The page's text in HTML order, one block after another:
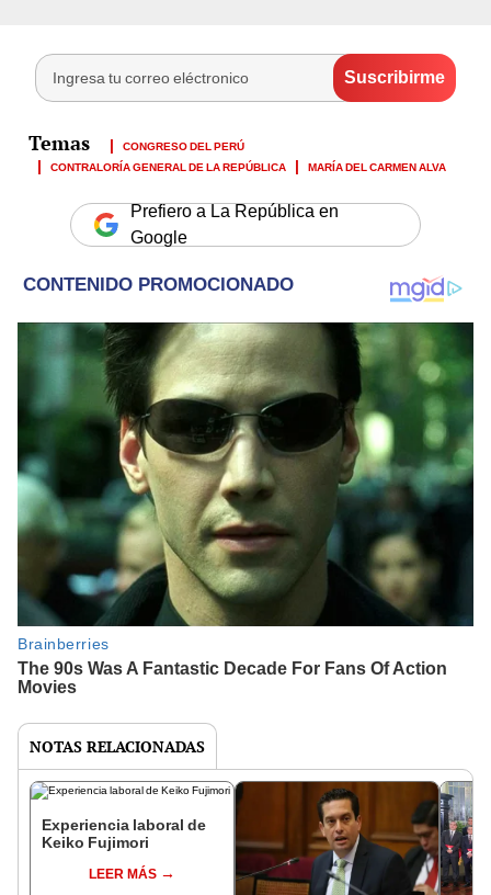
CONGRESO DEL PERÚ
CONTRALORÍA GENERAL DE LA REPÚBLICA
MARÍA DEL CARMEN ALVA
Prefiero a La República en
Google
NOTAS RELACIONADAS
Experiencia laboral de
Keiko Fujimori
LEER MÁS